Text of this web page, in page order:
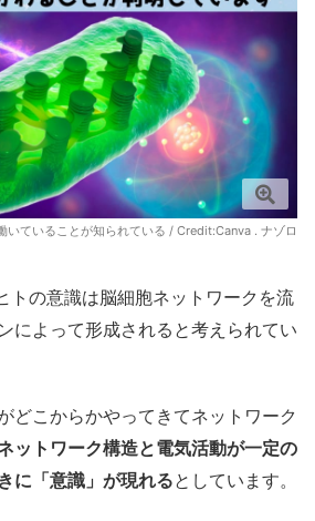
いていることが知られている / Credit:Canva . ナゾロ
トの意識は脳細胞ネットワークを流
によって形成されると考えられてい
どこからかやってきてネットワーク
ットワーク構造と電気活動が一定の
に「意識」が現れるとしています。